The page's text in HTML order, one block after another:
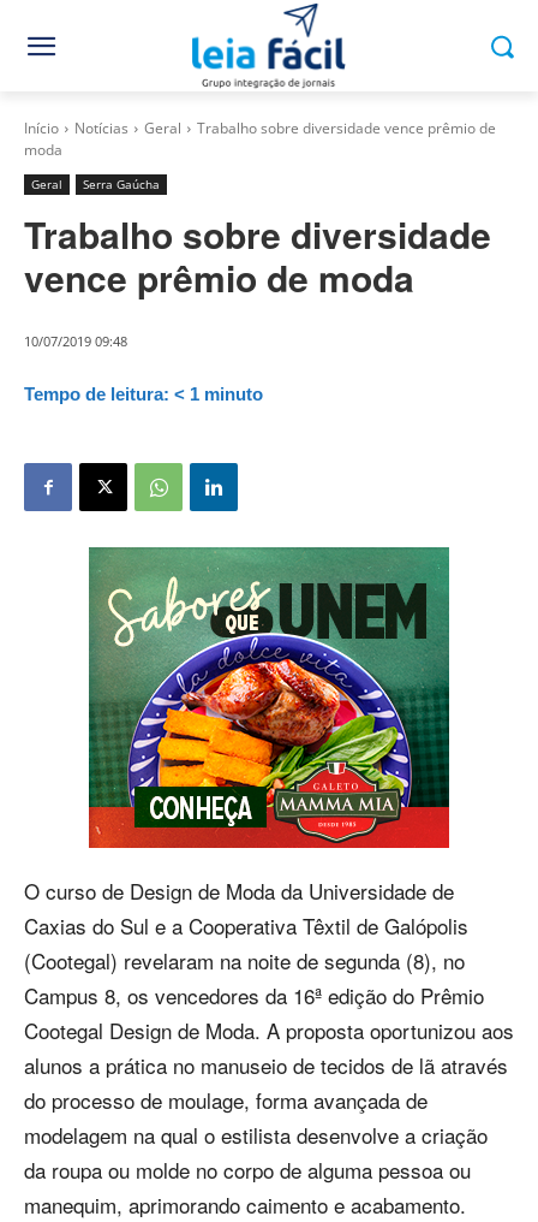
Início Notícias Geral
Trabalho sobre diversidade vence prêmio de
moda
Geral Serra Gaúcha
Trabalho sobre diversidade
vence prêmio de moda
10/07/2019 09:48
Tempo de leitura: < 1 minuto
O curso de Design de Moda da Universidade de
Caxias do Sul e a Cooperativa Têxtil de Galópolis
(Cootegal) revelaram na noite de segunda (8), no
Campus 8, os vencedores da 16ª edição do Prêmio
Cootegal Design de Moda. A proposta oportunizou aos
alunos a prática no manuseio de tecidos de lã através
do processo de moulage, forma avançada de
modelagem na qual o estilista desenvolve a criação
da roupa ou molde no corpo de alguma pessoa ou
manequim, aprimorando caimento e acabamento.